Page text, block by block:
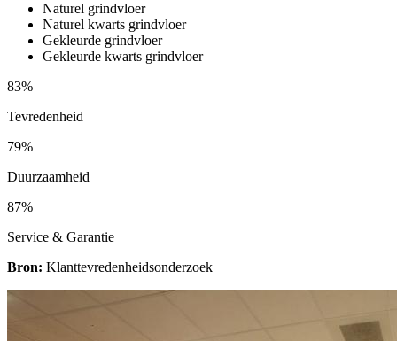
Naturel grindvloer
Naturel kwarts grindvloer
Gekleurde grindvloer
Gekleurde kwarts grindvloer
83%
Tevredenheid
79%
Duurzaamheid
87%
Service & Garantie
Bron: Klanttevredenheidsonderzoek